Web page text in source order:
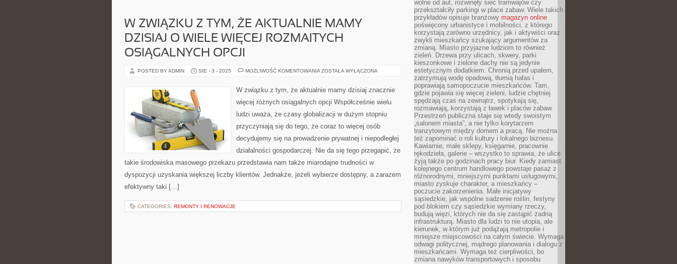
W ZWIĄZKU Z TYM, ŻE AKTUALNIE MAMY
DZISIAJ O WIELE WIĘCEJ ROZMAITYCH
OSIĄGALNYCH OPCJI
POSTED BY ADMIN SIE - 3 - 2025 MOŻLIWOŚĆ KOMENTOWANIA W
TYM,
ŻE
MAMY
O
WIĘCEJ
ROZMAITYCH
OSIĄGALNYCH
OPCJI
ZOSTAŁA WYŁĄCZONA
W związku z tym, że aktualnie mamy dzisiaj znacznie
więcej różnych osiągalnych opcji Współcześnie wielu
ludzi uważa, że czasy globalizacji w dużym stopniu
przyczyniają się do tego, że coraz to więcej osób
decydujemy się na prowadzenie prywatnej i niepodległej
działalności gospodarczej. Nie da się tego przegapić, że
takie środowiska masowego przekazu przedstawia nam także miarodajne trudności w
dyspozycji uzyskania większej liczby klientów. Jednakże, jeżeli wybierze dostępny, a zarazem
efektywny taki […]
CATEGORIES: REMONTY I RENOWACJE
wolne od aut, rozwinęły sieć tramwajów czy
przekształciły parkingi w place zabaw. Wiele takich
przykładów opisuje branżowy magazyn online
poświęcony urbanistyce i mobilności, z którego
korzystają zarówno urzędnicy, jak i aktywiści oraz
zwykli mieszkańcy szukający argumentów za
zmianą. Miasto przyjazne ludziom to również
zieleń. Drzewa przy ulicach, skwery, parki
kieszonkowe i zielone dachy nie są jedynie
estetycznym dodatkiem. Chronią przed upałem,
zatrzymują wodę opadową, tłumią hałas i
poprawiają samopoczucie mieszkańców. Tam,
gdzie pojawia się więcej zieleni, ludzie chętniej
spędzają czas na zewnątrz, spotykają się,
rozmawiają, korzystają z ławek i placów zabaw.
Przestrzeń publiczna staje się wtedy swoistym
„salonem miasta”, a nie tylko korytarzem
tranzytowym między domem a pracą. Nie można
też zapominać o roli kultury i lokalnego biznesu.
Kawiarnie, małe sklepy, księgarnie, pracownie
rękodzieła, galerie – wszystko to sprawia, że ulice
żyją także po godzinach pracy biur. Kiedy zamiast
kolejnego centrum handlowego powstaje pasaż z
różnorodnymi, mniejszymi punktami usługowymi,
miasto zyskuje charakter, a mieszkańcy –
poczucie zakorzenienia. Małe inicjatywy
sąsiedzkie, jak wspólne sadzenie roślin, festyny
pod blokiem czy sąsiedzkie wymiany rzeczy,
budują więzi, których nie da się zastąpić żadną
infrastrukturą. Miasto dla ludzi to nie utopia, ale
kierunek, w którym już podążają metropolie i
mniejsze miejscowości na całym świecie. Wymaga
odwagi politycznej, mądrego planowania i dialogu z
mieszkańcami. Wymaga też cierpliwości, bo
zmiana nawyków transportowych i sposobu